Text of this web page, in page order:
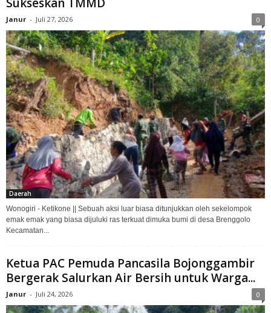
Janur - Juli 27, 2026 0
Daerah
Wonogiri - Ketikone || Sebuah aksi luar biasa ditunjukkan oleh sekelompok
emak emak yang biasa dijuluki ras terkuat dimuka bumi di desa Brenggolo
Kecamatan...
Ketua PAC Pemuda Pancasila Bojonggambir
Bergerak Salurkan Air Bersih untuk Warga...
Janur - Juli 24, 2026 0